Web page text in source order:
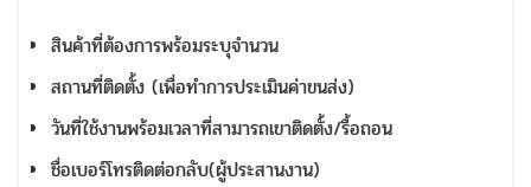
สินค้าที่ต้องการพร้อมระบุจำนวน
สถานที่ติดตั้ง (เพื่อทำการประเมินค่าขนส่ง)
วันที่ใช้งานพร้อมเวลาที่สามารถเขาติดตั้ง/รื้อถอน
ชื่อเบอร์โทรติดต่อกลับ(ผู้ประสานงาน)